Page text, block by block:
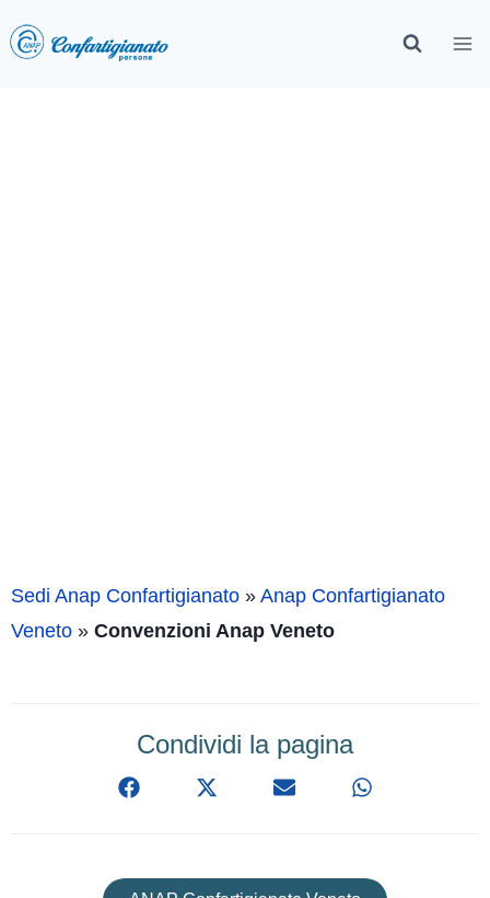
Sedi Anap Confartigianato » Anap Confartigianato
Veneto » Convenzioni Anap Veneto
Condividi la pagina